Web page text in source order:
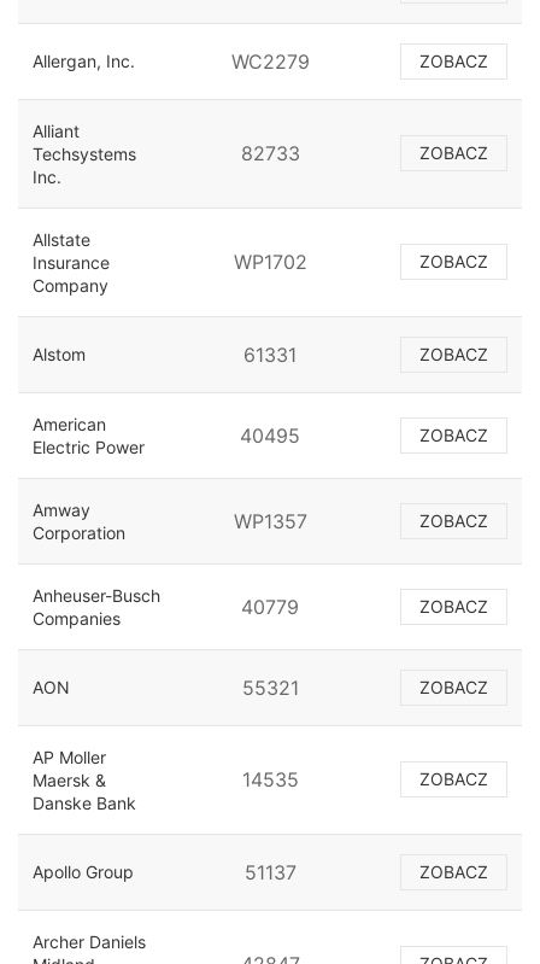
Allergan, Inc. WC2279 ZOBACZ
Alliant
Techsystems
Inc.
82733 ZOBACZ
Allstate
Insurance
Company
WP1702 ZOBACZ
Alstom 61331 ZOBACZ
American
Electric Power
40495 ZOBACZ
Amway
Corporation
WP1357 ZOBACZ
Anheuser-Busch
Companies
40779 ZOBACZ
AON 55321 ZOBACZ
AP Moller
Maersk &
Danske Bank
14535 ZOBACZ
Apollo Group 51137 ZOBACZ
Archer Daniels